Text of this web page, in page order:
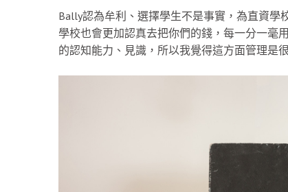
Bally認為牟利、選擇學生不是事實，為直資
學校也會更加認真去把你們的錢，每一分一毫
的認知能力、見識，所以我覺得這方面管理是很